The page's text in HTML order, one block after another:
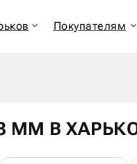
Покупателям
ММ В